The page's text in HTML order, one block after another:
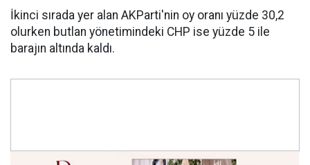
İkinci sırada yer alan AKParti'nin oy oranı yüzde 30,2
olurken butlan yönetimindeki CHP ise yüzde 5 ile
barajın altında kaldı.